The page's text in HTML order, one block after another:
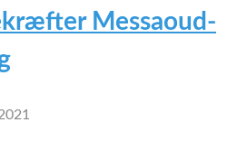
Messaoud-